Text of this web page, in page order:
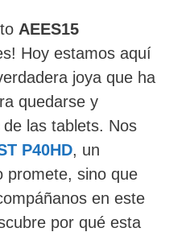
AEES15
Hoy estamos aquí
joya que ha
quedarse y
las tablets. Nos
P40HD, un
promete, sino que
en este
por qué esta